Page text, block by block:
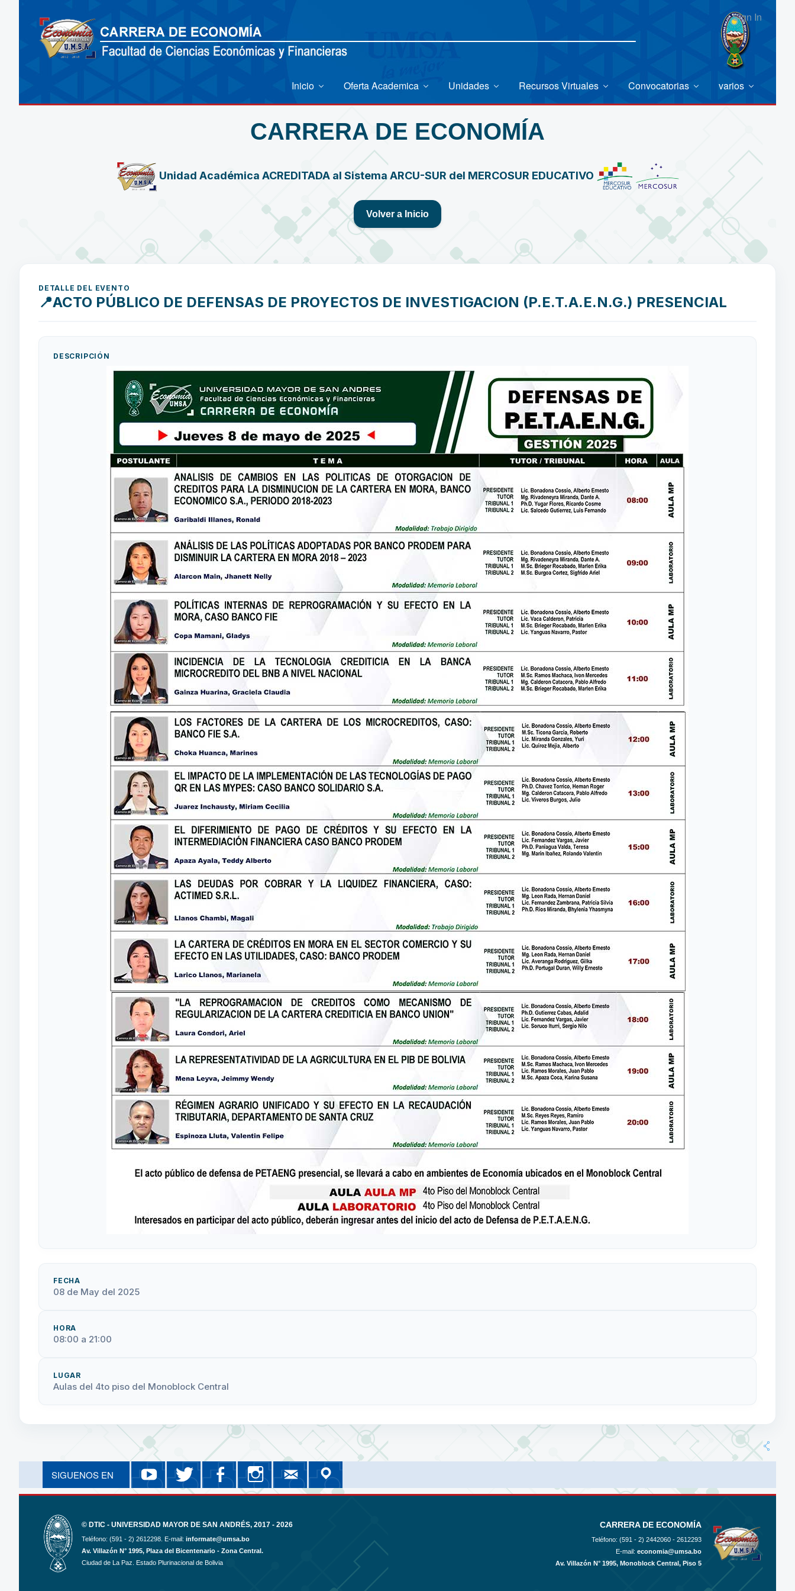
Sign In
Inicio Oferta Academica Unidades Recursos Virtuales Convocatorias varios
CARRERA DE ECONOMÍA
Unidad Académica ACREDITADA al Sistema ARCU-SUR del MERCOSUR EDUCATIVO
Volver a Inicio
DETALLE DEL EVENTO
📍ACTO PÚBLICO DE DEFENSAS DE PROYECTOS DE INVESTIGACION (P.E.T.A.E.N.G.) PRESENCIAL
DESCRIPCIÓN
FECHA
08 de May del 2025
HORA
08:00 a 21:00
LUGAR
Aulas del 4to piso del Monoblock Central
SIGUENOS EN YouTube
Eventos Académicos Economía
Twitter
@UMSAlamejor
Facebook
ECONOMIA Información
Instagram
UMSA Información
Correo UMSA
Correo Institucional
© DTIC - UNIVERSIDAD MAYOR DE SAN ANDRÉS, 2017 - 2026
Teléfono: (591 - 2) 2612298. E-mail: informate@umsa.bo
Av. Villazón N° 1995, Plaza del Bicentenario - Zona Central.
Ciudad de La Paz. Estado Plurinacional de Bolivia
CARRERA DE ECONOMÍA
Teléfono: (591 - 2) 2442060 - 2612293
E-mail: economia@umsa.bo
Av. Villazón N° 1995, Monoblock Central, Piso 5